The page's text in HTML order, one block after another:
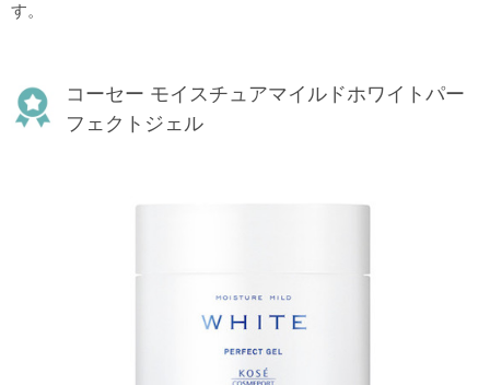
す。
コーセー モイスチュアマイルドホワイトパー
フェクトジェル